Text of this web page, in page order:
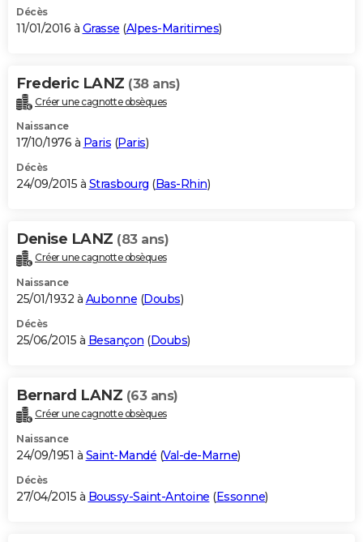
Décès
11/01/2016 à Grasse (Alpes-Maritimes)
Frederic LANZ (38 ans)
Créer une cagnotte obsèques
Naissance
17/10/1976 à Paris (Paris)
Décès
24/09/2015 à Strasbourg (Bas-Rhin)
Denise LANZ (83 ans)
Créer une cagnotte obsèques
Naissance
25/01/1932 à Aubonne (Doubs)
Décès
25/06/2015 à Besançon (Doubs)
Bernard LANZ (63 ans)
Créer une cagnotte obsèques
Naissance
24/09/1951 à Saint-Mandé (Val-de-Marne)
Décès
27/04/2015 à Boussy-Saint-Antoine (Essonne)